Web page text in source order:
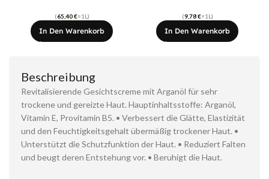
(65,40€=1L)
In Den Warenkorb
(9,78€=1L)
In Den Warenkorb
Beschreibung
Revitalisierende Gesichtscreme mit Arganöl für sehr
trockene und gereizte Haut. Hauptinhaltsstoffe: Arganöl,
Vitamin E, Provitamin B5. • Verbessert die Glätte, Elastizität
und den Feuchtigkeitsgehalt übermäßig trockener Haut. •
Unterstützt die Schutzfunktion der Haut. • Reduziert Falten
und beugt deren Entstehung vor. • Beruhigt die Haut.